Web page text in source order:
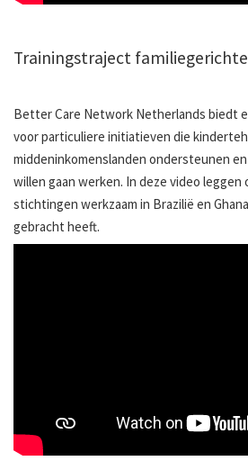
Trainingstraject
Better Care Network Netherlands biedt
voor particuliere initiatieven die
middeninkomenslanden ondersteunen
willen gaan werken. In deze video
stichtingen werkzaam in Brazilië en
gebracht heeft.